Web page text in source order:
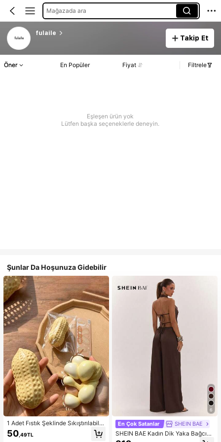
Mağazada ara
fulaile
Takip Et
Öner En Popüler Fiyat Filtrele
Eşleşen ürün yok
Lütfen başka seçeneklerle deneyin.
Şunlar Da Hoşunuza Gidebilir
1 Adet Fıstık Şeklinde Sıkıştırılabilir
Stres Oyuncağı, Ofis Rahatlaması v
e Parti Etkileşimi İçin Uygun, Doğu
50 ,49TL
6
En Çok Satanlar SHEIN BAE
SHEIN BAE Kadın Dik Yaka Bağcıklı
Günlük Düz Renk Moda Takımı, Ra